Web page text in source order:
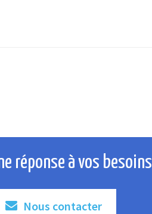
réponse à vos besoins
Nous contacter